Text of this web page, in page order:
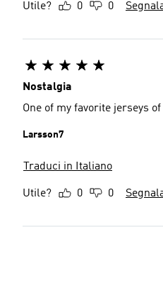
Utile? 0 0
Nostalgia
One of my favorite jerseys
Larsson7
Traduci in Italiano
Utile? 0 0